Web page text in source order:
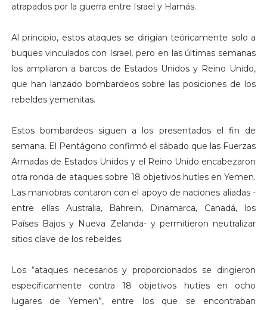
atrapados por la guerra entre Israel y Hamás.
Al principio, estos ataques se dirigían teóricamente solo a
buques vinculados con Israel, pero en las últimas semanas
los ampliaron a barcos de Estados Unidos y Reino Unido,
que han lanzado bombardeos sobre las posiciones de los
rebeldes yemenitas.
Estos bombardeos siguen a los presentados el fin de
semana. El Pentágono confirmó el sábado que las Fuerzas
Armadas de Estados Unidos y el Reino Unido encabezaron
otra ronda de ataques sobre 18 objetivos hutíes en Yemen.
Las maniobras contaron con el apoyo de naciones aliadas -
entre ellas Australia, Bahrein, Dinamarca, Canadá, los
Países Bajos y Nueva Zelanda- y permitieron neutralizar
sitios clave de los rebeldes.
Los “ataques necesarios y proporcionados se dirigieron
específicamente contra 18 objetivos hutíes en ocho
lugares de Yemen”, entre los que se encontraban